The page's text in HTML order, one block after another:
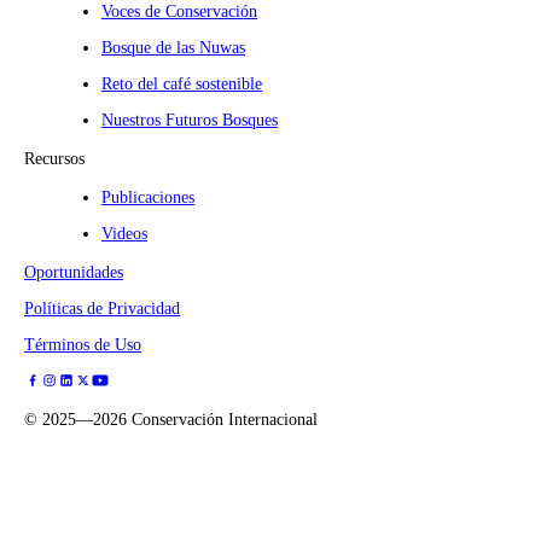
Voces de Conservación
Bosque de las Nuwas
Reto del café sostenible
Nuestros Futuros Bosques
Recursos
Publicaciones
Videos
Oportunidades
Políticas de Privacidad
Términos de Uso
© 2025—2026 Conservación Internacional